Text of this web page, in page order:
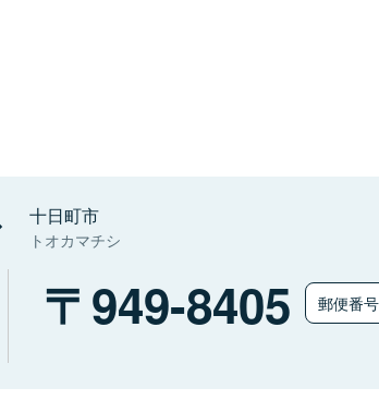
十日町市
トオカマチシ
949-8405 郵便番